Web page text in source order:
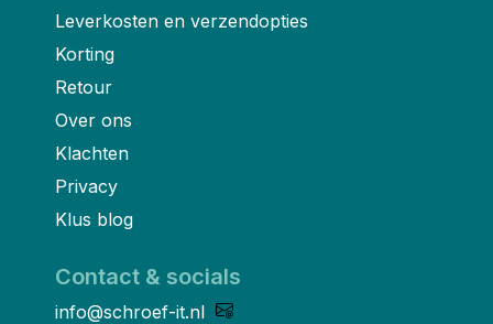
Leverkosten en verzendopties
Korting
Retour
Over ons
Klachten
Privacy
Klus blog
Contact & socials
info@schroef-it.nl